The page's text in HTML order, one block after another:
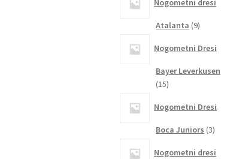
Nogometni dresi
Atalanta 99
Nogometni Dresi
Bayer Leverkusen
1515
Nogometni Dresi
Boca Juniors 33
Nogometni dresi